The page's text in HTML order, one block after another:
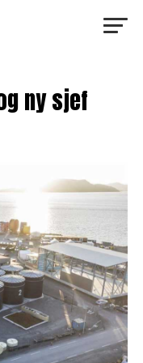
ny sjef